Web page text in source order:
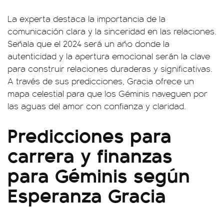
La experta destaca la importancia de la
comunicación clara y la sinceridad en las relaciones.
Señala que el 2024 será un año donde la
autenticidad y la apertura emocional serán la clave
para construir relaciones duraderas y significativas.
A través de sus predicciones, Gracia ofrece un
mapa celestial para que los Géminis naveguen por
las aguas del amor con confianza y claridad.
Predicciones para
carrera y finanzas
para Géminis según
Esperanza Gracia